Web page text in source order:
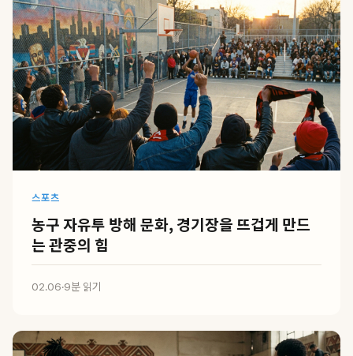
스포츠
농구 자유투 방해 문화, 경기장을 뜨겁게 만드
는 관중의 힘
02.06·9분 읽기